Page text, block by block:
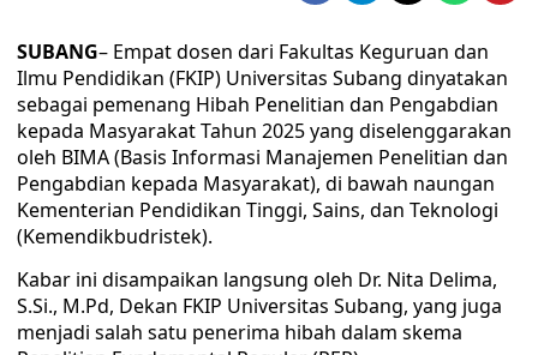
SUBANG– Empat dosen dari Fakultas Keguruan dan
Ilmu Pendidikan (FKIP) Universitas Subang dinyatakan
sebagai pemenang Hibah Penelitian dan Pengabdian
kepada Masyarakat Tahun 2025 yang diselenggarakan
oleh BIMA (Basis Informasi Manajemen Penelitian dan
Pengabdian kepada Masyarakat), di bawah naungan
Kementerian Pendidikan Tinggi, Sains, dan Teknologi
(Kemendikbudristek).
Kabar ini disampaikan langsung oleh Dr. Nita Delima,
S.Si., M.Pd, Dekan FKIP Universitas Subang, yang juga
menjadi salah satu penerima hibah dalam skema